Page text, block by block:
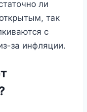
ли
так
с
за инфляции.